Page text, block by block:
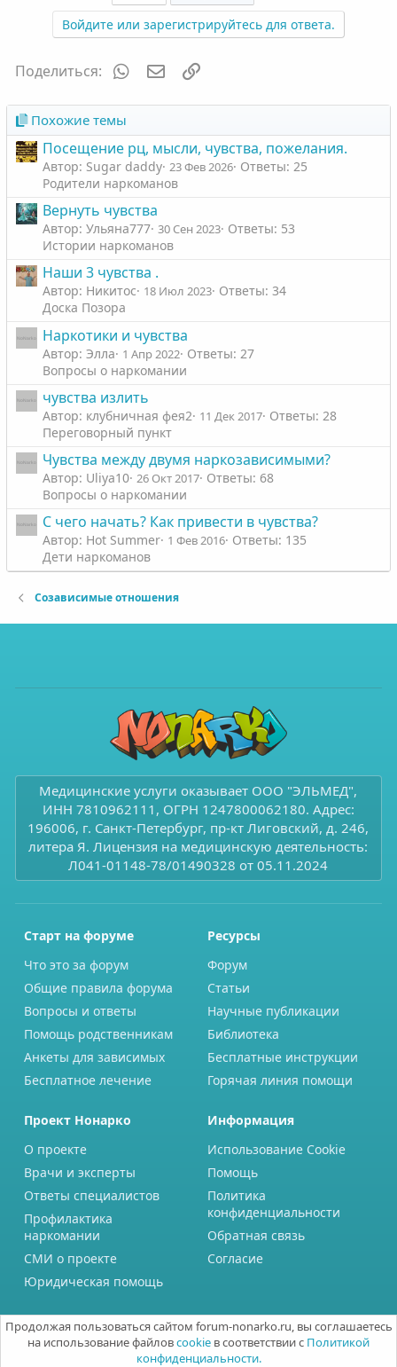
Войдите или зарегистрируйтесь для ответа.
Поделиться: WhatsAppЭлектронная почта
Похожие темы
Посещение рц, мысли, чувства, пожелания.
Автор: Sugar daddy 23 Фев 2026 Ответы: 25
Родители наркоманов
Вернуть чувства
Автор: Ульяна777 30 Сен 2023 Ответы: 53
Истории наркоманов
Наши 3 чувства .
Автор: Никитос 18 Июл 2023 Ответы: 34
Доска Позора
Наркотики и чувства
Автор: Элла 1 Апр 2022 Ответы: 27
Вопросы о наркомании
чувства излить
Автор: клубничная фея2 11 Дек 2017 Ответы: 28
Переговорный пункт
Чувства между двумя наркозависимыми?
Автор: Uliya10 26 Окт 2017 Ответы: 68
Вопросы о наркомании
С чего начать? Как привести в чувства?
Автор: Hot Summer 1 Фев 2016 Ответы: 135
Дети наркоманов
Созависимые отношения
Медицинские услуги оказывает ООО "ЭЛЬМЕД",
ИНН 7810962111, ОГРН 1247800062180. Адрес:
196006, г. Санкт-Петербург, пр-кт Лиговский, д. 246,
литера Я. Лицензия на медицинскую деятельность:
Л041-01148-78/01490328 от 05.11.2024
Старт на форуме
Что это за форум
Общие правила форума
Вопросы и ответы
Помощь родственникам
Анкеты для зависимых
Бесплатное лечение
Ресурсы
Форум
Статьи
Научные публикации
Библиотека
Бесплатные инструкции
Горячая линия помощи
Проект Нонарко
О проекте
Врачи и эксперты
Ответы специалистов
Профилактика
наркомании
СМИ о проекте
Юридическая помощь
Информация
Использование Cookie
Помощь
Политика
конфиденциальности
Обратная связь
Согласие
Продолжая пользоваться сайтом forum-nonarko.ru, вы соглашаетесь
на использование файловcookie в соответствии с Политикой
конфиденциальности.